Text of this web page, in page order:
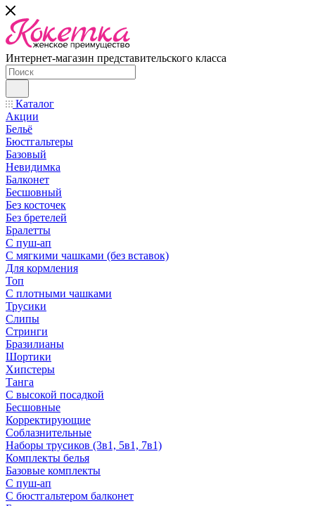
Интернет-магазин представительского класса
Каталог
Акции
Бельё
Бюстгальтеры
Базовый
Невидимка
Балконет
Бесшовный
Без косточек
Без бретелей
Бралетты
С пуш-ап
С мягкими чашками (без вставок)
Для кормления
Топ
С плотными чашками
Трусики
Слипы
Стринги
Бразилианы
Шортики
Хипстеры
Танга
С высокой посадкой
Бесшовные
Корректирующие
Соблазнительные
Наборы трусиков (3в1, 5в1, 7в1)
Комплекты белья
Базовые комплекты
С пуш-ап
С бюстгальтером балконет